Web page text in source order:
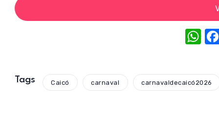
W
s
Tags Caicó carnaval carnavaldecaicó2026